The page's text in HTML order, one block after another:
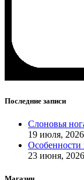
Последние записи
Слоновья
19 июля, 2026
Особенности
23 июня, 2026